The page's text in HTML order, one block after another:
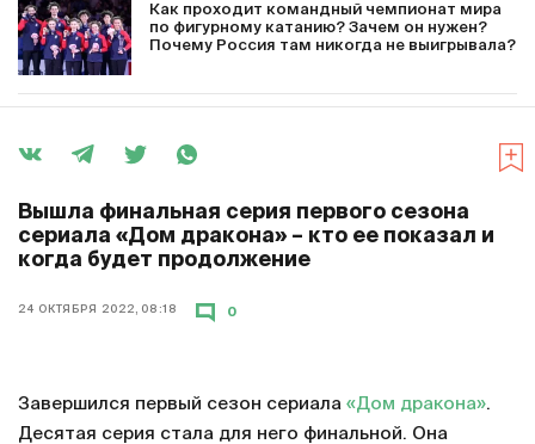
Как проходит командный чемпионат мира
по фигурному катанию? Зачем он нужен?
Почему Россия там никогда не выигрывала?
Вышла финальная серия первого сезона
сериала «Дом дракона» – кто ее показал и
когда будет продолжение
24 ОКТЯБРЯ 2022, 08:18 0
Завершился первый сезон сериала «Дом дракона».
Десятая серия стала для него финальной. Она